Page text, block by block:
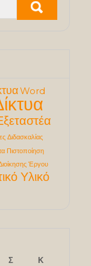
Word
Διδασκαλίας
Πιστοποίηση
Έργου
Υλικό
Σ
Κ